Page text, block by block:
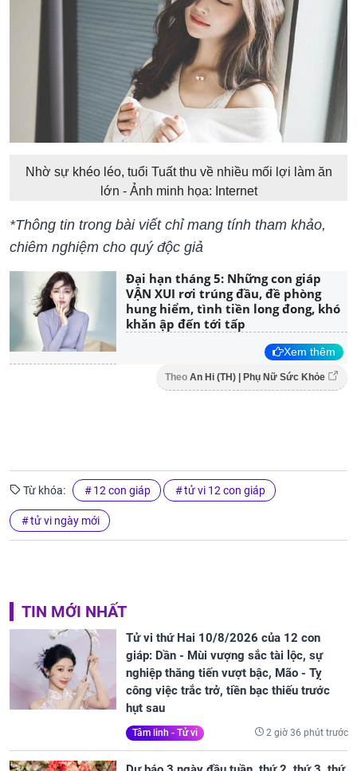
Nhờ sự khéo léo, tuổi Tuất thu về nhiều mối lợi làm ăn
lớn - Ảnh minh họa: Internet
*Thông tin trong bài viết chỉ mang tính tham khảo,
chiêm nghiệm cho quý độc giả
Đại hạn tháng 5: Những con giáp
VẬN XUI rơi trúng đầu, đề phòng
hung hiểm, tình tiền long đong, khó
khăn ập đến tới tấp
Xem thêm
Theo An Hi (TH) | Phụ Nữ Sức Khỏe
Từ khóa: 12 con giáp tử vi 12 con giáp
tử vi ngày mới
TIN MỚI NHẤT
Tử vi thứ Hai 10/8/2026 của 12 con
giáp: Dần - Mùi vượng sắc tài lộc, sự
nghiệp thăng tiến vượt bậc, Mão - Tỵ
công việc trắc trở, tiền bạc thiếu trước
hụt sau
Tâm linh - Tử vi 2 giờ 36 phút trước